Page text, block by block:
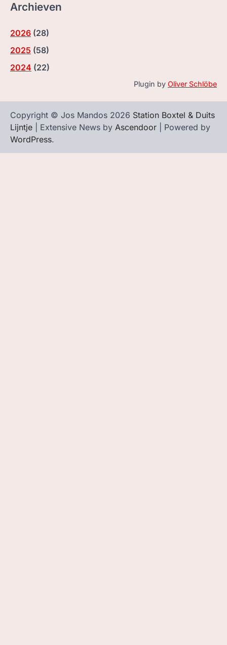
Archieven
2026 (28)
2025 (58)
2024 (22)
Plugin by Oliver Schlöbe
Copyright © Jos Mandos 2026 Station Boxtel & Duits
Lijntje | Extensive News by Ascendoor | Powered by
WordPress.